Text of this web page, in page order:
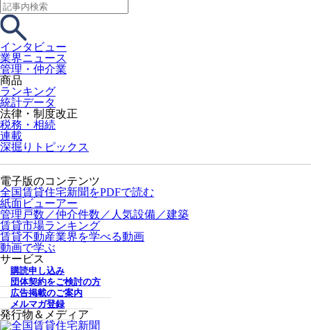
インタビュー
業界ニュース
管理・仲介業
商品
ランキング
統計データ
法律・制度改正
税務・相続
連載
深掘りトピックス
電子版のコンテンツ
全国賃貸住宅新聞をPDFで読む
紙面ビューアー
管理戸数／仲介件数／人気設備／建築
賃貸市場ランキング
賃貸不動産業界を学べる動画
動画で学ぶ
サービス
購読申し込み
団体契約をご検討の方
広告掲載のご案内
メルマガ登録
発行物＆メディア